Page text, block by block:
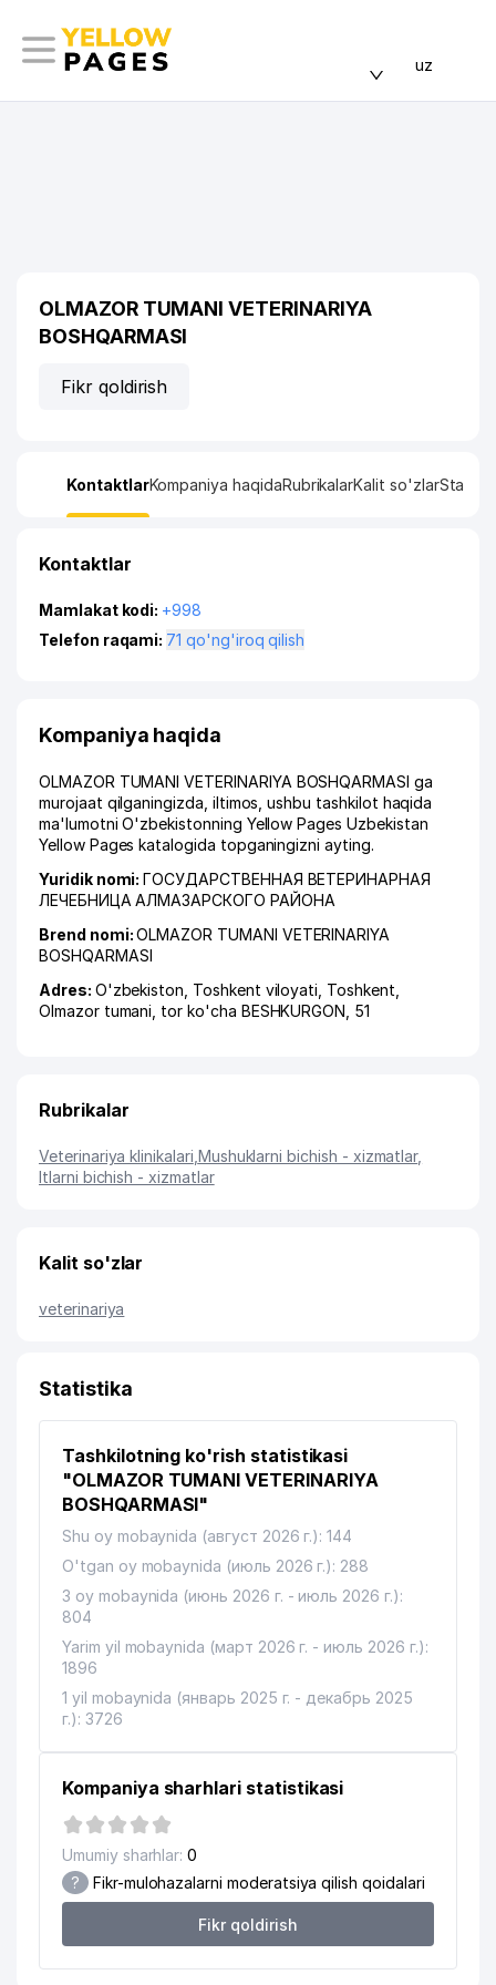
uz
OLMAZOR TUMANI VETERINARIYA
BOSHQARMASI
Fikr qoldirish
KontaktlarKompaniya haqidaRubrikalarKalit so'zlar
Kontaktlar
Mamlakat kodi: +998
Telefon raqami:
71 qo'ng'iroq qilish
Kompaniya haqida
OLMAZOR TUMANI VETERINARIYA BOSHQARMASI ga
murojaat qilganingizda, iltimos, ushbu tashkilot haqida
ma'lumotni O'zbekistonning Yellow Pages Uzbekistan
Yellow Pages katalogida topganingizni ayting.
Yuridik nomi:ГОСУДАРСТВЕННАЯ ВЕТЕРИНАРНАЯ
ЛЕЧЕБНИЦА АЛМАЗАРСКОГО РАЙОНА
Brend nomi:OLMAZOR TUMANI VETERINARIYA
BOSHQARMASI
Adres: O'zbekiston, Toshkent viloyati Toshkent
Olmazor tumani tor ko'cha BESHKURGON , 51
Rubrikalar
Veterinariya klinikalari Mushuklarni bichish - xizmatlar,
Itlarni bichish - xizmatlar
Kalit so'zlar
veterinariya
Statistika
Tashkilotning ko'rish statistikasi
"OLMAZOR TUMANI VETERINARIYA
BOSHQARMASI"
Shu oy mobaynida (август 2026 г.): 144
O'tgan oy mobaynida (июль 2026 г.): 288
3 oy mobaynida (июнь 2026 г. - июль 2026 г.):
804
Yarim yil mobaynida (март 2026 г. - июль 2026 г.):
1896
1 yil mobaynida (январь 2025 г. - декабрь 2025
г.): 3726
Kompaniya sharhlari statistikasi
Umumiy sharhlar: 0
? Fikr-mulohazalarni moderatsiya qilish qoidalari
Fikr qoldirish